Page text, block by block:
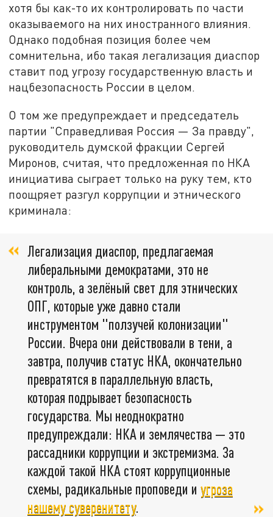
хотя бы как-то их контролировать по части
оказываемого на них иностранного влияния.
Однако подобная позиция более чем
сомнительна, ибо такая легализация диаспор
ставит под угрозу государственную власть и
нацбезопасность России в целом.
О том же предупреждает и председатель
партии "Справедливая Россия — За правду",
руководитель думской фракции Сергей
Миронов, считая, что предложенная по НКА
инициатива сыграет только на руку тем, кто
поощряет разгул коррупции и этнического
криминала:
Легализация диаспор, предлагаемая
либеральными демократами, это не
контроль, а зелёный свет для этнических
ОПГ, которые уже давно стали
инструментом "ползучей колонизации"
России. Вчера они действовали в тени, а
завтра, получив статус НКА, окончательно
превратятся в параллельную власть,
которая подрывает безопасность
государства. Мы неоднократно
предупреждали: НКА и землячества — это
рассадники коррупции и экстремизма. За
каждой такой НКА стоят коррупционные
схемы, радикальные проповеди и угроза
нашему суверенитету.